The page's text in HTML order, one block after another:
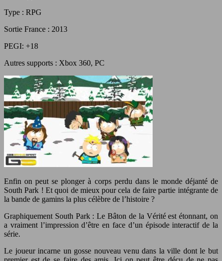
Type : RPG
Sortie France : 2013
PEGI: +18
Autres supports : Xbox 360, PC
Enfin on peut se plonger à corps perdu dans le monde déjanté de
South Park ! Et quoi de mieux pour cela de faire partie intégrante de
la bande de gamins la plus célèbre de l’histoire ?
Graphiquement South Park : Le Bâton de la Vérité est étonnant, on
a vraiment l’impression d’être en face d’un épisode interactif de la
série.
Le joueur incarne un gosse nouveau venu dans la ville dont le but